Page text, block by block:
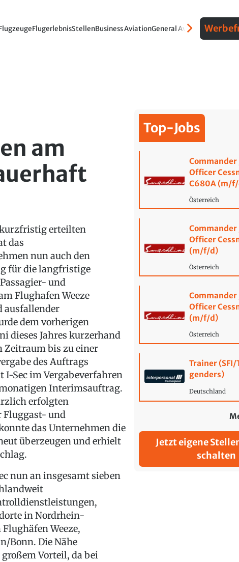
FlugerlebnisStellenBusiness AviationGeneral Aviation
am
erteilten
das
nun auch den
für die langfristige
und
Flughafen Weeze
ausfallender
dem vorherigen
dieses Jahres kurzerhand
Zeitraum bis zu einer
des Auftrags
I-Sec im Vergabeverfahren
Interimsauftrag.
erfolgten
Fluggast- und
das Unternehmen die
überzeugen und erhielt
nun an insgesamt sieben
in Nordrhein-
Weeze,
Bonn. Die Nähe
Vorteil, da bei
Top-Jobs
Officer
C680A (m/
Österreich
Officer
(m/f/d)
Österreich
Officer
(m/f/d)
Österreich
Trainer (SFI/
genders)
Deutschland
Jetzt eigene
schalten